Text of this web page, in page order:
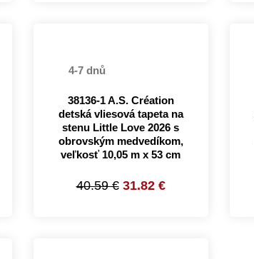
4-7 dnů
38136-1 A.S. Création
detská vliesová tapeta na
stenu Little Love 2026 s
obrovským medvedíkom,
veľkosť 10,05 m x 53 cm
40.59 € 31.82 €